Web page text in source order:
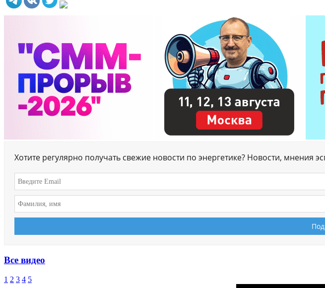
Хотите регулярно получать свежие новости по энергетике? Новости,
Все видео
1 2 3 4 5